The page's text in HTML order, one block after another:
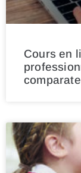
Cours en